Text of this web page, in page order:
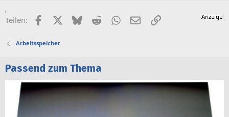
Teilen: FacebookX (Twitter)
BlueskyRedditWhatsApp
E-MailLink
Arbeitsspeicher
Passend zum Thema